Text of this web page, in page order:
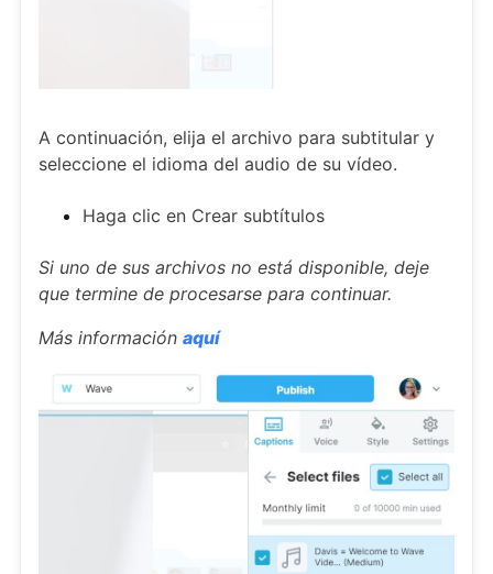
A continuación, elija el archivo para subtitular y
seleccione el idioma del audio de su vídeo.
Haga clic en Crear subtítulos
Si uno de sus archivos no está disponible, deje
que termine de procesarse para continuar.
Más información aquí